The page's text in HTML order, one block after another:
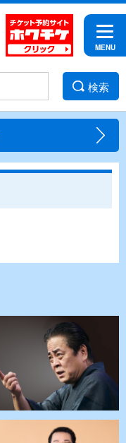
検索